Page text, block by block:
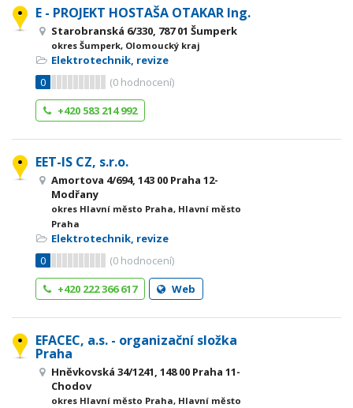
E - PROJEKT HOSTAŠA OTAKAR Ing.
Starobranská 6/330, 787 01 Šumperk
okres Šumperk, Olomoucký kraj
Elektrotechnik, revize
0
(0 hodnocení)
+420 583 214 992
EET-IS CZ, s.r.o.
Amortova 4/694, 143 00 Praha 12-
Modřany
okres Hlavní město Praha, Hlavní město
Praha
Elektrotechnik, revize
0
(0 hodnocení)
+420 222 366 617
Web
EFACEC, a.s. - organizační složka
Praha
Hněvkovská 34/1241, 148 00 Praha 11-
Chodov
okres Hlavní město Praha, Hlavní město